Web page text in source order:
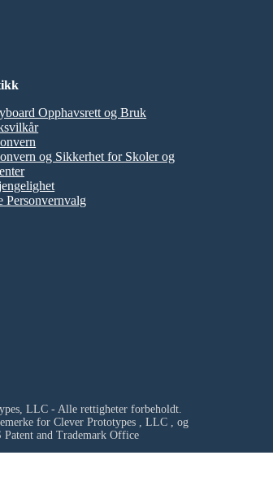
Opphavsrett og Bruk
og Sikkerhet for Skoler og
Personvernvalg
LLC - Alle rettigheter forbeholdt.
for Clever Prototypes , LLC, og
and Trademark Office